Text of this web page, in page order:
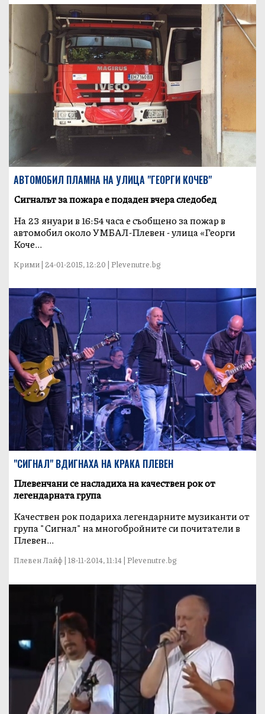
АВТОМОБИЛ ПЛАМНА НА УЛИЦА "ГЕОРГИ КОЧЕВ"
Сигналът за пожара е подаден вчера следобед
На 23 януари в 16:54 часа е съобщено за пожар в
автомобил около УМБАЛ-Плевен - улица «Георги
Коче...
Крими | 24-01-2015, 12:20 | Plevenutre.bg
"СИГНАЛ" ВДИГНАХА НА КРАКА ПЛЕВЕН
Плевенчани се насладиха на качествен рок от
легендарната група
Качествен рок подариха легендарните музиканти от
група "Сигнал" на многобройните си почитатели в
Плевен...
Плевен Лайф | 18-11-2014, 11:14 | Plevenutre.bg